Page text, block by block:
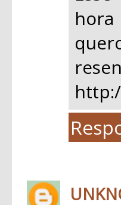
hora